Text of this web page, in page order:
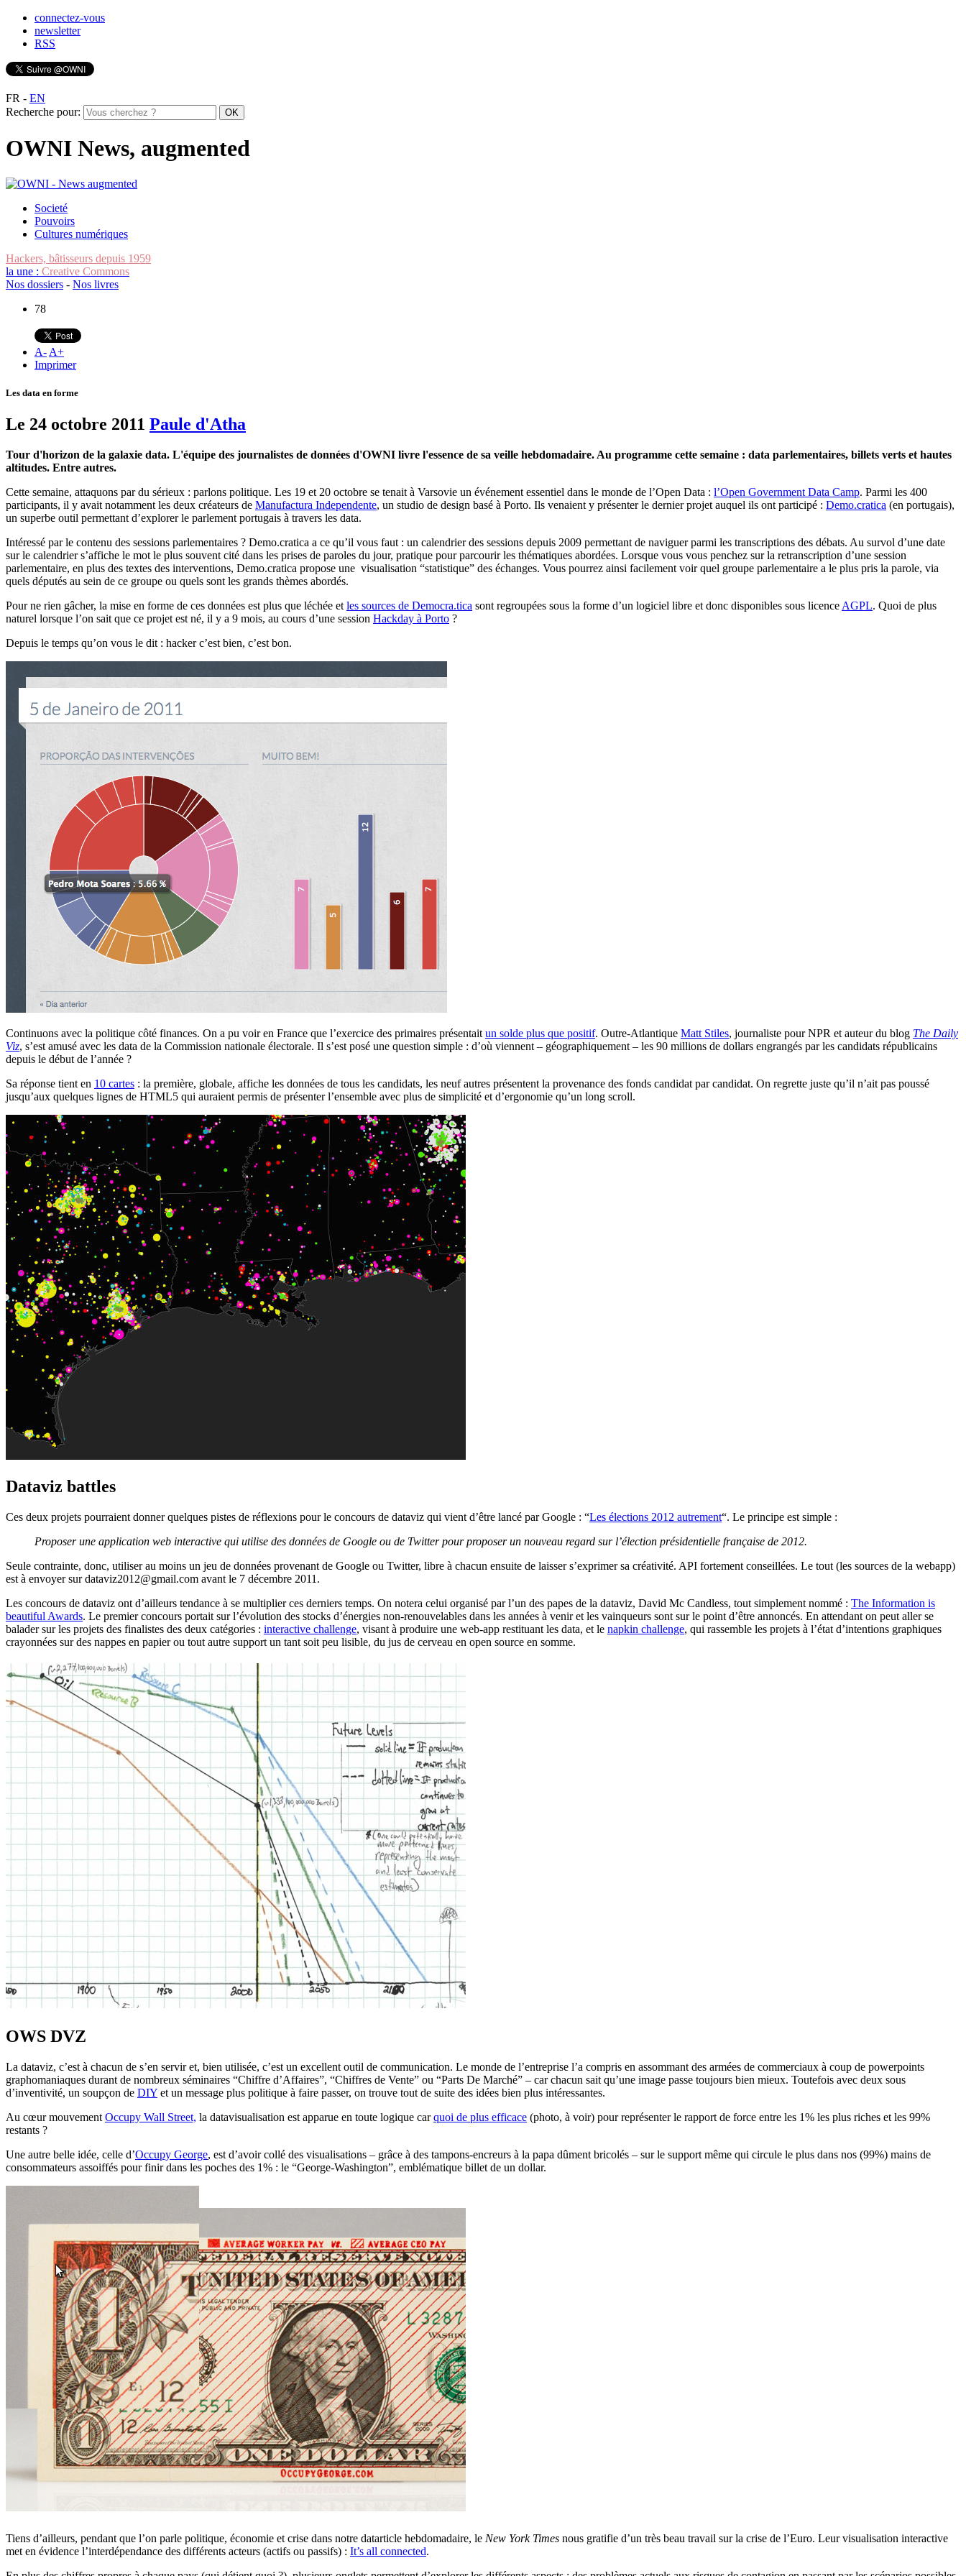
connectez-vous
newsletter
RSS
FR - EN
Recherche pour:
OWNI News, augmented
Societé
Pouvoirs
Cultures numériques
Hackers, bâtisseurs depuis 1959
la une : Creative Commons
Nos dossiers - Nos livres
78
A- A+
Imprimer
Les data en forme
Le 24 octobre 2011 Paule d'Atha
Tour d'horizon de la galaxie data. L'équipe des journalistes de données d'OWNI livre l'essence de sa veille hebdomadaire. Au programme cette semaine : data parlementaires, billets verts et hautes
altitudes. Entre autres.
Cette semaine, attaquons par du sérieux : parlons politique. Les 19 et 20 octobre se tenait à Varsovie un événement essentiel dans le monde de l’Open Data : l’Open Government Data Camp. Parmi les 400
participants, il y avait notamment les deux créateurs de Manufactura Independente, un studio de design basé à Porto. Ils venaient y présenter le dernier projet auquel ils ont participé : Demo.cratica (en portugais),
un superbe outil permettant d’explorer le parlement portugais à travers les data.
Intéressé par le contenu des sessions parlementaires ? Demo.cratica a ce qu’il vous faut : un calendrier des sessions depuis 2009 permettant de naviguer parmi les transcriptions des débats. Au survol d’une date
sur le calendrier s’affiche le mot le plus souvent cité dans les prises de paroles du jour, pratique pour parcourir les thématiques abordées. Lorsque vous vous penchez sur la retranscription d’une session
parlementaire, en plus des textes des interventions, Demo.cratica propose une visualisation “statistique” des échanges. Vous pourrez ainsi facilement voir quel groupe parlementaire a le plus pris la parole, via
quels députés au sein de ce groupe ou quels sont les grands thèmes abordés.
Pour ne rien gâcher, la mise en forme de ces données est plus que léchée et les sources de Democra.tica sont regroupées sous la forme d’un logiciel libre et donc disponibles sous licence AGPL. Quoi de plus
naturel lorsque l’on sait que ce projet est né, il y a 9 mois, au cours d’une session Hackday à Porto ?
Depuis le temps qu’on vous le dit : hacker c’est bien, c’est bon.
Continuons avec la politique côté finances. On a pu voir en France que l’exercice des primaires présentait un solde plus que positif. Outre-Atlantique Matt Stiles, journaliste pour NPR et auteur du blog The Daily
Viz, s’est amusé avec les data de la Commission nationale électorale. Il s’est posé une question simple : d’où viennent – géographiquement – les 90 millions de dollars engrangés par les candidats républicains
depuis le début de l’année ?
Sa réponse tient en 10 cartes : la première, globale, affiche les données de tous les candidats, les neuf autres présentent la provenance des fonds candidat par candidat. On regrette juste qu’il n’ait pas poussé
jusqu’aux quelques lignes de HTML5 qui auraient permis de présenter l’ensemble avec plus de simplicité et d’ergonomie qu’un long scroll.
Dataviz battles
Ces deux projets pourraient donner quelques pistes de réflexions pour le concours de dataviz qui vient d’être lancé par Google : “Les élections 2012 autrement“. Le principe est simple :
Proposer une application web interactive qui utilise des données de Google ou de Twitter pour proposer un nouveau regard sur l’élection présidentielle française de 2012.
Seule contrainte, donc, utiliser au moins un jeu de données provenant de Google ou Twitter, libre à chacun ensuite de laisser s’exprimer sa créativité. API fortement conseillées. Le tout (les sources de la webapp)
est à envoyer sur dataviz2012@gmail.com avant le 7 décembre 2011.
Les concours de dataviz ont d’ailleurs tendance à se multiplier ces derniers temps. On notera celui organisé par l’un des papes de la dataviz, David Mc Candless, tout simplement nommé : The Information is
beautiful Awards. Le premier concours portait sur l’évolution des stocks d’énergies non-renouvelables dans les années à venir et les vainqueurs sont sur le point d’être annoncés. En attendant on peut aller se
balader sur les projets des finalistes des deux catégories : interactive challenge, visant à produire une web-app restituant les data, et le napkin challenge, qui rassemble les projets à l’état d’intentions graphiques
crayonnées sur des nappes en papier ou tout autre support un tant soit peu lisible, du jus de cerveau en open source en somme.
OWS DVZ
La dataviz, c’est à chacun de s’en servir et, bien utilisée, c’est un excellent outil de communication. Le monde de l’entreprise l’a compris en assommant des armées de commerciaux à coup de powerpoints
graphomaniaques durant de nombreux séminaires “Chiffre d’Affaires”, “Chiffres de Vente” ou “Parts De Marché” – car chacun sait qu’une image passe toujours bien mieux. Toutefois avec deux sous
d’inventivité, un soupçon de DIY et un message plus politique à faire passer, on trouve tout de suite des idées bien plus intéressantes.
Au cœur mouvement Occupy Wall Street, la datavisualisation est apparue en toute logique carquoi de plus efficace (photo, à voir) pour représenter le rapport de force entre les 1% les plus riches et les 99%
restants ?
Une autre belle idée, celle d’Occupy George, est d’avoir collé des visualisations – grâce à des tampons-encreurs à la papa dûment bricolés – sur le support même qui circule le plus dans nos (99%) mains de
consommateurs assoiffés pour finir dans les poches des 1% : le “George-Washington”, emblématique billet de un dollar.
Tiens d’ailleurs, pendant que l’on parle politique, économie et crise dans notre datarticle hebdomadaire, le New York Times nous gratifie d’un très beau travail sur la crise de l’Euro. Leur visualisation interactive
met en évidence l’interdépendance des différents acteurs (actifs ou passifs) : It’s all connected.